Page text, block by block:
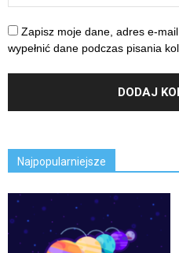
Zapisz moje dane, adres e-
wypełnić dane podczas pisania
Najpopularniejsze